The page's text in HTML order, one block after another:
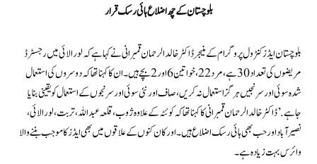
بلوچستان کے چھ اضلاع ہائی رسک قرار
بلوچستان ایڈز کنٹرول پروگرام کے منیجر ڈاکٹر خالد الرحمان قمبرانی نے کہا ہے کہ لورالائی میں رجسٹرڈ
مریضوں کی تعداد 30 ہے، مرد 22 ،خواتین6 اور 2 بچے ہیں۔ ان کا کہنا تھا کہ دوسروں کی استعمال
شدہ سوئی اور سرنجیں ہرگز استعمال نہ کریں، صاف اور نئی سوئی اور سرنجوں کے استعمال کویقینی بنایا
جاہے.’ڈاکٹر خالد الرحمان قمبرانی کا کہنا تھا کہ کوئٹہ کے علاوہ ژوب، قلعہ عبداللہ، تربت، لورالائی،
نصیر آباد اور حب بھی ہائی رسک اضلاع ہیں۔اور کان کنوں کے علاقوں میں بھی ایڈز کا موجب بننے والا
وائرس بہت زیادہ ہے۔